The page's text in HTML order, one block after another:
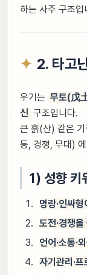
하는 사주 구조입
2. 타고
우기는 무토(戊
신 구조입니다.
큰 흙(산) 같은 기
동, 경쟁, 무대)
1) 성향
명랑·인싸
도전·경쟁
언어·소통·
자기관리·